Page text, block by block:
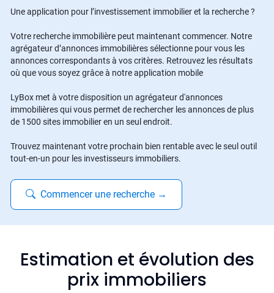
Une application pour l’investissement immobilier et la recherche ?
Votre recherche immobilière peut maintenant commencer. Notre
agrégateur d’annonces immobilières sélectionne pour vous les
annonces correspondants à vos critères. Retrouvez les résultats
où que vous soyez grâce à notre application mobile
LyBox met à votre disposition un agrégateur d'annonces
immobilières qui vous permet de rechercher les annonces de plus
de 1500 sites immobilier en un seul endroit.
Trouvez maintenant votre prochain bien rentable avec le seul outil
tout-en-un pour les investisseurs immobiliers.
Commencer une recherche →
Estimation et évolution des
prix immobiliers